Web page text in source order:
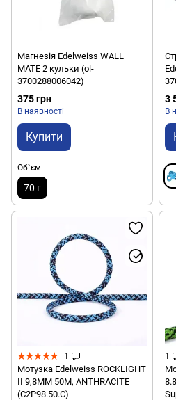
Магнезія Edelweiss WALL
MATE 2 кульки (ol-
3700288006042)
375 грн
В наявності
Купити
Об`єм
70 г
3
В
1
Мотузка Edelweiss ROCKLIGHT
II 9,8MM 50M, ANTHRACITE
(C2P98.50.C)
1